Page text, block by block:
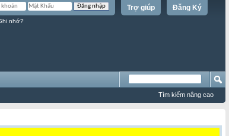
Đăng Ký
Trợ giúp
nhớ?
Tìm kiếm nâng cao